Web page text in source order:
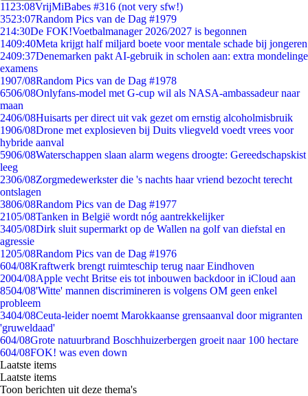
11 23:08VrijMiBabes #316 (not very sfw!)
3523:07Random Pics van de Dag #1979
214:30De FOK!Voetbalmanager 2026/2027 is begonnen
1409:40Meta krijgt half miljard boete voor mentale schade bij jongeren
2409:37Denemarken pakt AI-gebruik in scholen aan: extra mondelinge
examens
1907/08Random Pics van de Dag #1978
6506/08Onlyfans-model met G-cup wil als NASA-ambassadeur naar
maan
2406/08Huisarts per direct uit vak gezet om ernstig alcoholmisbruik
1906/08Drone met explosieven bij Duits vliegveld voedt vrees voor
hybride aanval
5906/08Waterschappen slaan alarm wegens droogte: Gereedschapskist
leeg
2306/08Zorgmedewerkster die 's nachts haar vriend bezocht terecht
ontslagen
3806/08Random Pics van de Dag #1977
2105/08Tanken in België wordt nóg aantrekkelijker
3405/08Dirk sluit supermarkt op de Wallen na golf van diefstal en
agressie
1205/08Random Pics van de Dag #1976
604/08Kraftwerk brengt ruimteschip terug naar Eindhoven
2004/08Apple vecht Britse eis tot inbouwen backdoor in iCloud aan
8504/08'Witte' mannen discrimineren is volgens OM geen enkel
probleem
3404/08Ceuta-leider noemt Marokkaanse grensaanval door migranten
'gruweldaad'
604/08Grote natuurbrand Boschhuizerbergen groeit naar 100 hectare
604/08FOK! was even down
Laatste items
Laatste items
Toon berichten uit deze thema's